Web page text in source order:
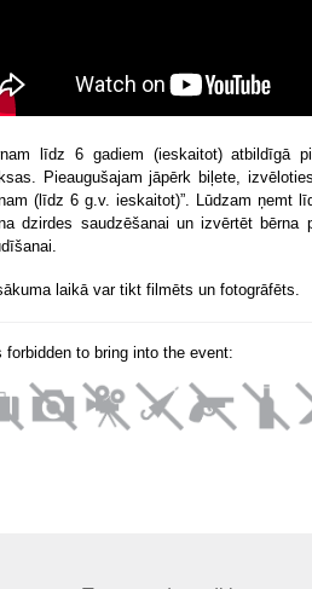
līdz 6 gadiem (ieskaitot) atbildīgā
Pieaugušajam jāpērk biļete,
(līdz 6 g.v. ieskaitot)”. Lūdzam ņemt
dzirdes saudzēšanai un izvērtēt bērna
laikā var tikt filmēts un fotogrāfēts.
forbidden to bring into the event: